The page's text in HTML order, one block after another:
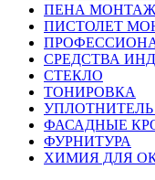
ПЕНА
ПИСТОЛЕТ
СРЕДСТВА
СТЕКЛО
ТОНИРОВКА
ФАСАДНЫЕ
ФУРНИТУРА
ХИМИЯ ДЛЯ